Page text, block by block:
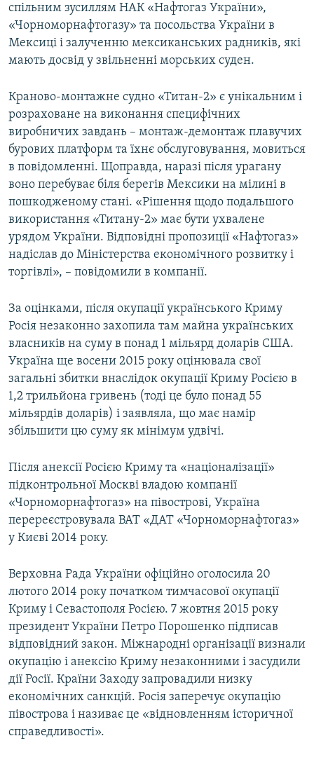
спільним зусиллям НАК «Нафтогаз України»,
«Чорноморнафтогазу» та посольства України в
Мексиці і залученню мексиканських радників, які
мають досвід у звільненні морських суден.
Краново-монтажне судно «Титан-2» є унікальним і
розраховане на виконання специфічних
виробничих завдань – монтаж-демонтаж плавучих
бурових платформ та їхнє обслуговування, мовиться
в повідомленні. Щоправда, наразі після урагану
воно перебуває біля берегів Мексики на мілині в
пошкодженому стані. «Рішення щодо подальшого
використання «Титану-2» має бути ухвалене
урядом України. Відповідні пропозиції «Нафтогаз»
надіслав до Міністерства економічного розвитку і
торгівлі», – повідомили в компанії.
За оцінками, після окупації українського Криму
Росія незаконно захопила там майна українських
власників на суму в понад 1 мільярд доларів США.
Україна ще восени 2015 року оцінювала свої
загальні збитки внаслідок окупації Криму Росією в
1,2 трильйона гривень (тоді це було понад 55
мільярдів доларів) і заявляла, що має намір
збільшити цю суму як мінімум удвічі.
Після анексії Росією Криму та «націоналізації»
підконтрольної Москві владою компанії
«Чорноморнафтогаз» на півострові, Україна
перереєстровувала ВАТ «ДАТ «Чорноморнафтогаз»
у Києві 2014 року.
Верховна Рада України офіційно оголосила 20
лютого 2014 року початком тимчасової окупації
Криму і Севастополя Росією. 7 жовтня 2015 року
президент України Петро Порошенко підписав
відповідний закон. Міжнародні організації визнали
окупацію і анексію Криму незаконними і засудили
дії Росії. Країни Заходу запровадили низку
економічних санкцій. Росія заперечує окупацію
півострова і називає це «відновленням історичної
справедливості».